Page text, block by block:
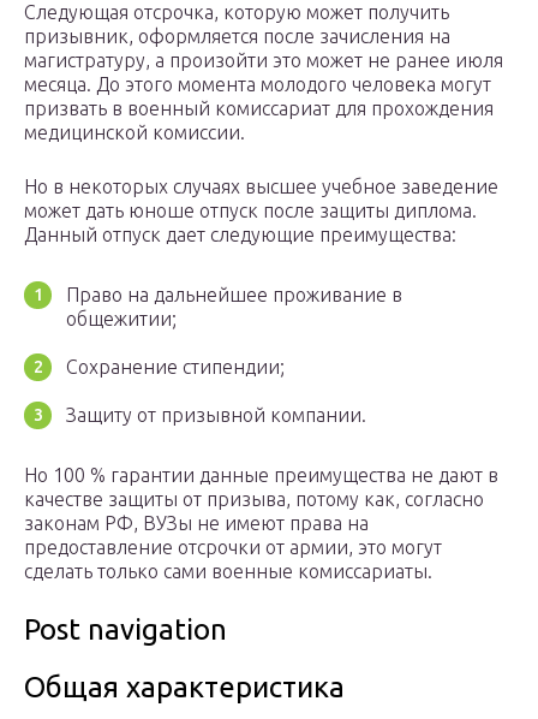
Следующая отсрочка, которую может получить
призывник, оформляется после зачисления на
магистратуру, а произойти это может не ранее июля
месяца. До этого момента молодого человека могут
призвать в военный комиссариат для прохождения
медицинской комиссии.
Но в некоторых случаях высшее учебное заведение
может дать юноше отпуск после защиты диплома.
Данный отпуск дает следующие преимущества:
Право на дальнейшее проживание в
общежитии;
Сохранение стипендии;
Защиту от призывной компании.
Но 100 % гарантии данные преимущества не дают в
качестве защиты от призыва, потому как, согласно
законам РФ, ВУЗы не имеют права на
предоставление отсрочки от армии, это могут
сделать только сами военные комиссариаты.
Post navigation
Общая характеристика